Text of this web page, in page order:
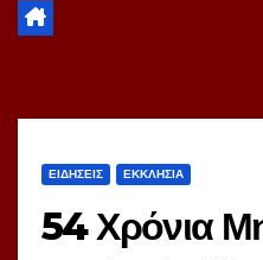
ΕΙΔΗΣΕΙΣ ΕΚΚΛΗΣΙΑ
54 Χρόνια